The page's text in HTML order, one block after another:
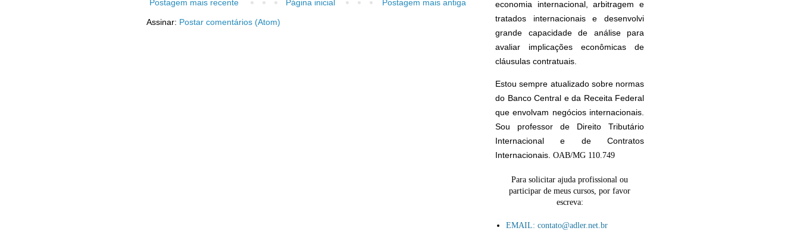
Postagem mais recente Postagem mais antiga
Página inicial
Assinar: Postar comentários (Atom)
economia internacional, arbitragem e
tratados internacionais e desenvolvi
grande capacidade de análise para
avaliar implicações econômicas de
cláusulas contratuais.
Estou sempre atualizado sobre normas
do Banco Central e da Receita Federal
que envolvam negócios internacionais.
Sou professor de Direito Tributário
Internacional e de Contratos
Internacionais. OAB/MG 110.749
Para solicitar ajuda profissional ou
participar de meus cursos, por favor
escreva:
EMAIL: contato@adler.net.br